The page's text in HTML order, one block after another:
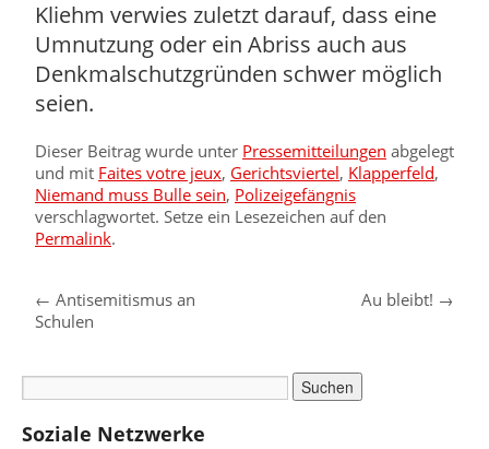
Kliehm verwies zuletzt darauf, dass eine
Umnutzung oder ein Abriss auch aus
Denkmalschutzgründen schwer möglich
seien.
Dieser Beitrag wurde unter Pressemitteilungen abgelegt
und mit Faites votre jeux, Gerichtsviertel, Klapperfeld,
Niemand muss Bulle sein, Polizeigefängnis
verschlagwortet. Setze ein Lesezeichen auf den
Permalink.
← Antisemitismus an
Schulen
Au bleibt! →
Soziale Netzwerke